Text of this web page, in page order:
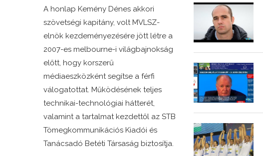
A honlap Kemény Dénes akkori
szövetségi kapitány, volt MVLSZ-
elnök kezdeményezésére jött létre a
2007-es melbourne-i világbajnokság
előtt, hogy korszerű
médiaeszközként segítse a férfi
válogatottat. Működésének teljes
technikai-technológiai hátterét,
valamint a tartalmat kezdettől az STB
Tömegkommunikációs Kiadói és
Tanácsadó Betéti Társaság biztosítja.